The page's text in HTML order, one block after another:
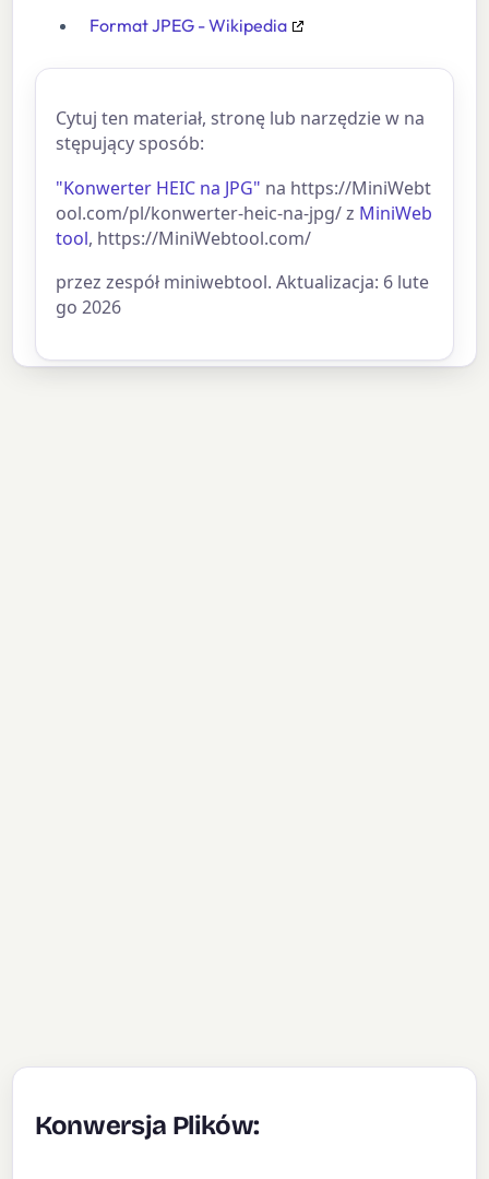
Format JPEG - Wikipedia
Cytuj ten materiał, stronę lub narzędzie w na
stępujący sposób:
"Konwerter HEIC na JPG" na https://MiniWebt
ool.com/pl/konwerter-heic-na-jpg/ z MiniWeb
tool, https://MiniWebtool.com/
przez zespół miniwebtool. Aktualizacja: 6 lute
go 2026
Konwersja Plików: